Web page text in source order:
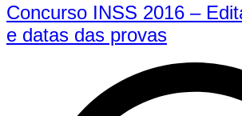
Concurso INSS 2016 –
e datas das provas